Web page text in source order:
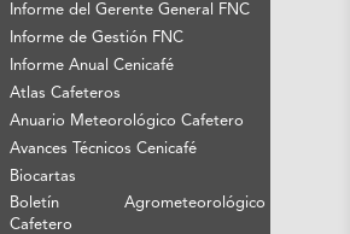
Informe del Gerente General FNC
Informe de Gestión FNC
Informe Anual Cenicafé
Atlas Cafeteros
Anuario Meteorológico Cafetero
Avances Técnicos Cenicafé
Biocartas
Boletín Agrometeorológico
Cafetero